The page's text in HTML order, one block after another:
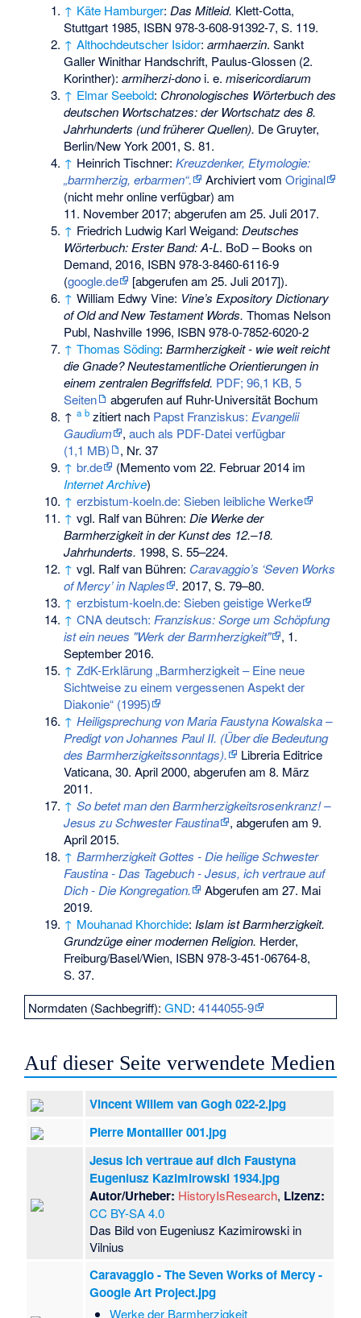
↑ Käte Hamburger:Das Mitleid. Klett-Cotta,
Stuttgart 1985, ISBN 978-3-608-91392-7, S. 119.
↑ Althochdeutscher Isidor:armhaerzin. Sankt
Galler Winithar Handschrift, Paulus-Glossen (2.
Korinther):armiherzi-dono i. e.misericordiarum
↑ Elmar Seebold: Chronologisches Wörterbuch des
deutschen Wortschatzes: der Wortschatz des 8.
Jahrhunderts (und früherer Quellen). De Gruyter,
Berlin/New York 2001, S. 81.
↑ Heinrich Tischner:Kreuzdenker, Etymologie:
„barmherzig, erbarmen“.
Archiviert vomOriginal
(nicht mehr online verfügbar) am
11. November 2017; abgerufen am 25. Juli 2017.
↑ Friedrich Ludwig Karl Weigand:Deutsches
Wörterbuch: Erster Band: A-L. BoD – Books on
Demand, 2016, ISBN 978-3-8460-6116-9
(google.de
[abgerufen am 25. Juli 2017]).
↑ William Edwy Vine: Vine’s Expository Dictionary
of Old and New Testament Words. Thomas Nelson
Publ, Nashville 1996, ISBN 978-0-7852-6020-2
↑ Thomas Söding:Barmherzigkeit - wie weit reicht
die Gnade? Neutestamentliche Orientierungen in
einem zentralen Begriffsfeld. PDF; 96,1 KB, 5
Seiten
abgerufen auf Ruhr-Universität Bochum
↑a b zitiert nach Papst Franziskus: Evangelii
Gaudium
,auch als PDF-Datei verfügbar
(1,1 MB)
, Nr. 37
↑ br.de (Mementovom 22. Februar 2014 im
Internet Archive)
↑ erzbistum-koeln.de: Sieben leibliche Werke
↑ vgl. Ralf van Bühren:Die Werke der
Barmherzigkeit in der Kunst des 12.–18.
Jahrhunderts. 1998, S. 55–224.
↑ vgl. Ralf van Bühren: Caravaggio’s ‘Seven Works
of Mercy’ in Naples
. 2017, S. 79–80.
↑ erzbistum-koeln.de: Sieben geistige Werke
↑ CNA deutsch: Franziskus: Sorge um Schöpfung
ist ein neues "Werk der Barmherzigkeit"
, 1.
September 2016.
↑ ZdK-Erklärung „Barmherzigkeit – Eine neue
Sichtweise zu einem vergessenen Aspekt der
Diakonie“ (1995)
↑ Heiligsprechung von Maria Faustyna Kowalska –
Predigt von Johannes Paul II. (Über die Bedeutung
des Barmherzigkeitssonntags).
Libreria Editrice
Vaticana, 30. April 2000, abgerufen am 8. März
2011.
↑ So betet man den Barmherzigkeitsrosenkranz! –
Jesus zu Schwester Faustina
, abgerufen am 9.
April 2015.
↑ Barmherzigkeit Gottes - Die heilige Schwester
Faustina - Das Tagebuch - Jesus, ich vertraue auf
Dich - Die Kongregation.
Abgerufen am 27. Mai
2019.
↑ Mouhanad Khorchide: Islam ist Barmherzigkeit.
Grundzüge einer modernen Religion. Herder,
Freiburg/Basel/Wien, ISBN 978-3-451-06764-8,
S. 37.
Normdaten (Sachbegriff):GND:4144055-9
Auf dieser Seite verwendete Medien
Vincent Willem van Gogh 022-2.jpg
Pierre Montallier 001.jpg
Jesus ich vertraue auf dich Faustyna
Eugeniusz Kazimirowski 1934.jpg
Autor/Urheber: HistoryIsResearch, Lizenz:
CC BY-SA 4.0
Das Bild von Eugeniusz Kazimirowski in
Vilnius
Caravaggio - The Seven Works of Mercy -
Google Art Project.jpg
Werke der Barmherzigkeit